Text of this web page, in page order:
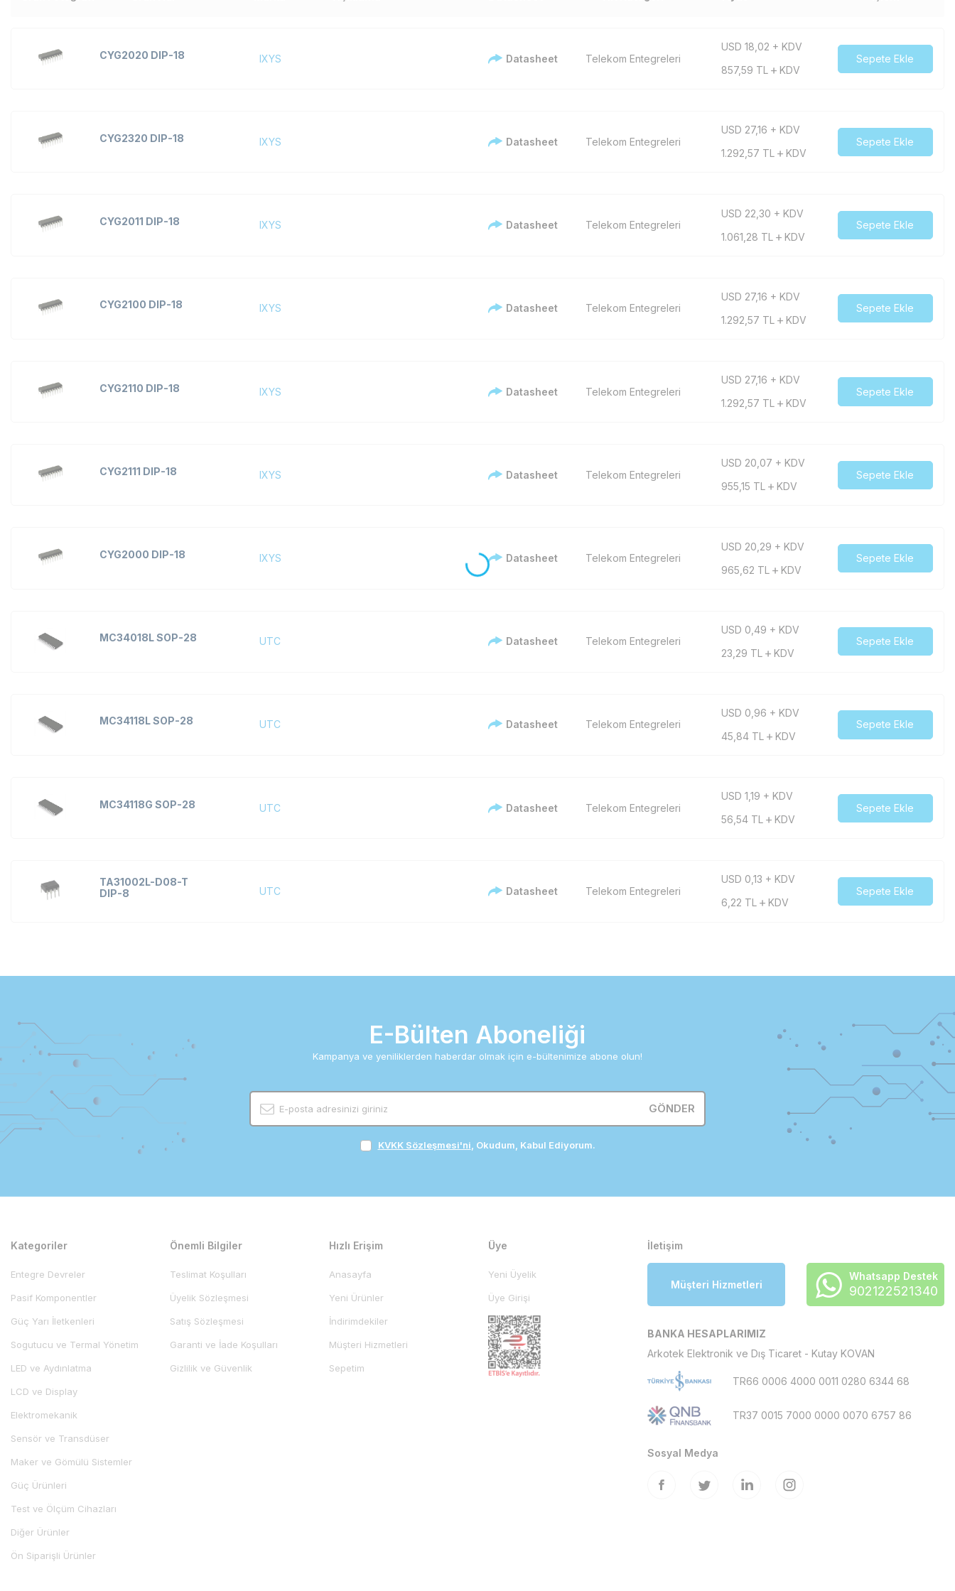
Çeşitli Arayüz Entegreleri
CYG2020 DIP-18 IXYS Datasheet Telekom Entegreleri
USD 18,02 + KDV
857,59 TL KDV
Sepete Ekle
CYG2320 DIP-18 IXYS Datasheet Telekom Entegreleri
USD 27,16 + KDV
1.292,57 TL KDV
Sepete Ekle
CYG2011 DIP-18 IXYS Datasheet Telekom Entegreleri
USD 22,30 + KDV
1.061,28 TL KDV
Sepete Ekle
CYG2100 DIP-18 IXYS Datasheet Telekom Entegreleri
USD 27,16 + KDV
1.292,57 TL KDV
Sepete Ekle
CYG2110 DIP-18 IXYS Datasheet Telekom Entegreleri
USD 27,16 + KDV
1.292,57 TL KDV
Sepete Ekle
CYG2111 DIP-18 IXYS Datasheet Telekom Entegreleri
USD 20,07 + KDV
955,15 TL KDV
Sepete Ekle
CYG2000 DIP-18 IXYS Datasheet Telekom Entegreleri
USD 20,29 + KDV
965,62 TL KDV
Sepete Ekle
MC34018L SOP-28 UTC Datasheet Telekom Entegreleri
USD 0,49 + KDV
23,29 TL KDV
Sepete Ekle
MC34118L SOP-28 UTC Datasheet Telekom Entegreleri
USD 0,96 + KDV
45,84TL KDV
Sepete Ekle
MC34118G SOP-28 UTC Datasheet Telekom Entegreleri
USD 1,19 + KDV
56,54TL KDV
Sepete Ekle
TA31002L-D08-T
DIP-8
UTC Datasheet Telekom Entegreleri
USD 0,13 + KDV
6,22 TL KDV
Sepete Ekle
E-Bülten Aboneliği
Kampanya ve yeniliklerden haberdar olmak için e-bültenimize abone olun!
GÖNDER
KVKK Sözleşmesi'ni , Okudum, Kabul Ediyorum.
Kategoriler
Entegre Devreler
Pasif Komponentler
Güç Yarı İletkenleri
Sogutucu ve Termal Yönetim
LED ve Aydınlatma
LCD ve Display
Elektromekanik
Sensör ve Transdüser
Maker ve Gömülü Sistemler
Güç Ürünleri
Test ve Ölçüm Cihazları
Diğer Ürünler
Ön Siparişli Ürünler
Önemli Bilgiler
Teslimat Koşulları
Üyelik Sözleşmesi
Satış Sözleşmesi
Garanti ve İade Koşulları
Gizlilik ve Güvenlik
Hızlı Erişim
Anasayfa
Yeni Ürünler
İndirimdekiler
Müşteri Hizmetleri
Sepetim
Üye
Yeni Üyelik
Üye Girişi
İletişim
Müşteri Hizmetleri
Whatsapp Destek
902122521340
BANKA HESAPLARIMIZ
Arkotek Elektronik ve Dış Ticaret - Kutay KOVAN
TR66 0006 4000 0011 0280 6344 68
TR37 0015 7000 0000 0070 6757 86
Sosyal Medya